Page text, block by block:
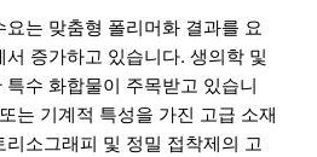
는 맞춤형 폴리머화 결과를 요
증가하고 있습니다. 생의학 및
수 화합물이 주목받고 있습니
는 기계적 특성을 가진 고급 소재
소그래피 및 정밀 접착제의 고